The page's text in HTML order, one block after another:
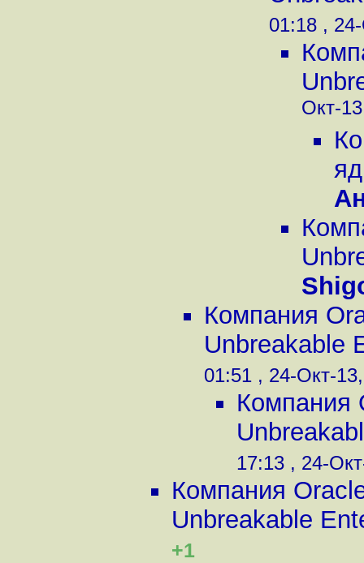
01:18 ,
Окт-
Компания
Unbreakable
01:51 , 24-Окт-
Компания
17:13 , 24-
Компания
Unbreakable
+1